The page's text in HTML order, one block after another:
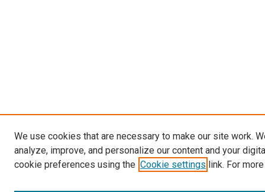
We use cookies that are necessary to make our site work.
analyze, improve, and personalize our content and your
cookie preferences using the Cookie settings link. For